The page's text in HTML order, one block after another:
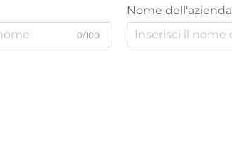
0/100
Nome dell'azienda